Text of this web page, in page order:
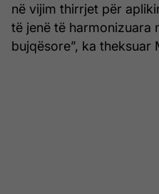
në vijim thirrjet për
të jenë të harmonizuara
bujqësore”, ka theksuar